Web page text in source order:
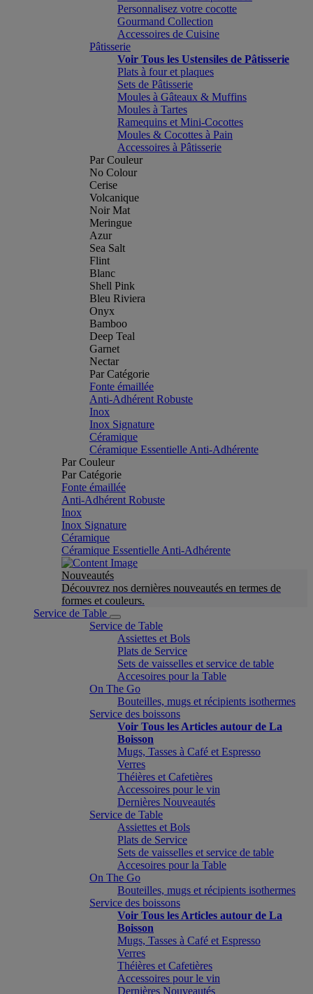
Personnalisez votre cocotte
Gourmand Collection
Accessoires de Cuisine
Pâtisserie
Voir Tous les Ustensiles de Pâtisserie
Plats à four et plaques
Sets de Pâtisserie
Moules à Gâteaux & Muffins
Moules à Tartes
Ramequins et Mini-Cocottes
Moules & Cocottes à Pain
Accessoires à Pâtisserie
Par Couleur
No Colour
Cerise
Volcanique
Noir Mat
Meringue
Azur
Sea Salt
Flint
Blanc
Shell Pink
Bleu Riviera
Onyx
Bamboo
Deep Teal
Garnet
Nectar
Par Catégorie
Fonte émaillée
Anti-Adhérent Robuste
Inox
Inox Signature
Céramique
Céramique Essentielle Anti-Adhérente
Par Couleur
Par Catégorie
Fonte émaillée
Anti-Adhérent Robuste
Inox
Inox Signature
Céramique
Céramique Essentielle Anti-Adhérente
Nouveautés
Découvrez nos dernières nouveautés en termes de
formes et couleurs.
Service de Table
Service de Table
Assiettes et Bols
Plats de Service
Sets de vaisselles et service de table
Accesoires pour la Table
On The Go
Bouteilles, mugs et récipients isothermes
Service des boissons
Voir Tous les Articles autour de La
Boisson
Mugs, Tasses à Café et Espresso
Verres
Théières et Cafetières
Accessoires pour le vin
Dernières Nouveautés
Service de Table
Assiettes et Bols
Plats de Service
Sets de vaisselles et service de table
Accesoires pour la Table
On The Go
Bouteilles, mugs et récipients isothermes
Service des boissons
Voir Tous les Articles autour de La
Boisson
Mugs, Tasses à Café et Espresso
Verres
Théières et Cafetières
Accessoires pour le vin
Dernières Nouveautés